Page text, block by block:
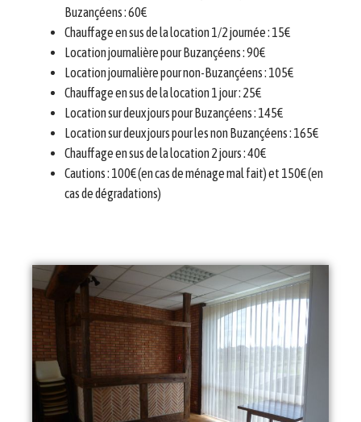
Buzançéens : 60€
Chauffage en sus de la location 1/2 journée : 15€
Location journalière pour Buzançéens : 90€
Location journalière pour non-Buzançéens : 105€
Chauffage en sus de la location 1 jour : 25€
Location sur deux jours pour Buzançéens : 145€
Location sur deux jours pour les non Buzançéens : 165€
Chauffage en sus de la location 2 jours : 40€
Cautions : 100€ (en cas de ménage mal fait) et 150€ (en
cas de dégradations)